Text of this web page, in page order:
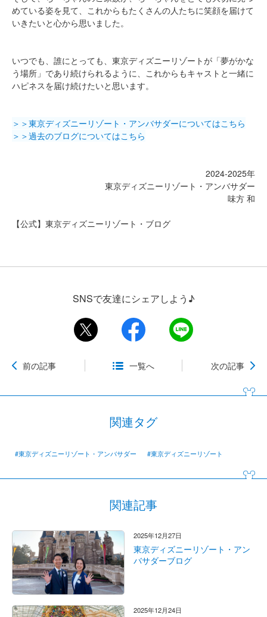
めている姿を見て、これからもたくさんの人たちに笑顔を届けて
いきたいと心から思いました。
いつでも、誰にとっても、東京ディズニーリゾートが「夢がかな
う場所」であり続けられるように、これからもキャストと一緒に
ハピネスを届け続けたいと思います。
＞＞東京ディズニーリゾート・アンバサダーについてはこちら
＞＞過去のブログについてはこちら
2024-2025年
東京ディズニーリゾート・アンバサダー
味方 和
【公式】東京ディズニーリゾート・ブログ
SNSで友達にシェアしよう♪
前の記事 一覧へ 次の記事
関連タグ
#東京ディズニーリゾート・アンバサダー #東京ディズニーリゾート
関連記事
2025年12月27日
東京ディズニーリゾート・アン
バサダーブログ
2025年12月24日